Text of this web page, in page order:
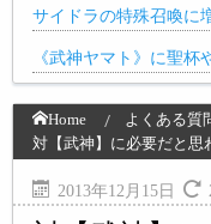
サイドラの特殊召喚に
《武神ヤマト》に聖
Home
よくある質
対【武神】に必要だと思
2013年12月15日